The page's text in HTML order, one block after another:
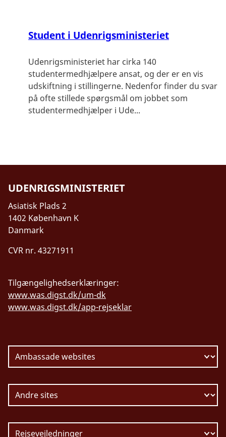
Student i Udenrigsministeriet
Udenrigsministeriet har cirka 140
studentermedhjælpere ansat, og der er en vis
udskiftning i stillingerne. Nedenfor finder du svar
på ofte stillede spørgsmål om jobbet som
studentermedhjælper i Ude...
UDENRIGSMINISTERIET
Asiatisk Plads 2
1402 København K
Danmark
CVR nr. 43271911
Tilgængelighedserklæringer:
www.was.digst.dk/um-dk
www.was.digst.dk/app-rejseklar